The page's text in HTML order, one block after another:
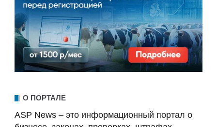
О ПОРТАЛЕ
ASP News – это информационный портал о